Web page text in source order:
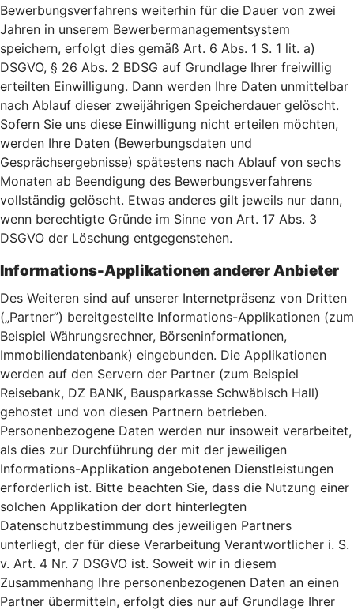
Bewerbungsverfahrens weiterhin für die Dauer von zwei
Jahren in unserem Bewerbermanagementsystem
speichern, erfolgt dies gemäß Art. 6 Abs. 1 S. 1 lit. a)
DSGVO, § 26 Abs. 2 BDSG auf Grundlage Ihrer freiwillig
erteilten Einwilligung. Dann werden Ihre Daten unmittelbar
nach Ablauf dieser zweijährigen Speicherdauer gelöscht.
Sofern Sie uns diese Einwilligung nicht erteilen möchten,
werden Ihre Daten (Bewerbungsdaten und
Gesprächsergebnisse) spätestens nach Ablauf von sechs
Monaten ab Beendigung des Bewerbungsverfahrens
vollständig gelöscht. Etwas anderes gilt jeweils nur dann,
wenn berechtigte Gründe im Sinne von Art. 17 Abs. 3
DSGVO der Löschung entgegenstehen.
Informations-Applikationen anderer Anbieter
Des Weiteren sind auf unserer Internetpräsenz von Dritten
(„Partner”) bereitgestellte Informations-Applikationen (zum
Beispiel Währungsrechner, Börseninformationen,
Immobiliendatenbank) eingebunden. Die Applikationen
werden auf den Servern der Partner (zum Beispiel
Reisebank, DZ BANK, Bausparkasse Schwäbisch Hall)
gehostet und von diesen Partnern betrieben.
Personenbezogene Daten werden nur insoweit verarbeitet,
als dies zur Durchführung der mit der jeweiligen
Informations-Applikation angebotenen Dienstleistungen
erforderlich ist. Bitte beachten Sie, dass die Nutzung einer
solchen Applikation der dort hinterlegten
Datenschutzbestimmung des jeweiligen Partners
unterliegt, der für diese Verarbeitung Verantwortlicher i. S.
v. Art. 4 Nr. 7 DSGVO ist. Soweit wir in diesem
Zusammenhang Ihre personenbezogenen Daten an einen
Partner übermitteln, erfolgt dies nur auf Grundlage Ihrer